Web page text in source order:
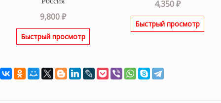
9,800₽
Быстрый просмотр
4,350₽
Быстрый просмотр